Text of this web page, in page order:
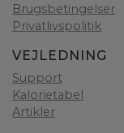
Brugsbetingelser
Privatlivspolitik
VEJLEDNING
Support
Kalorietabel
Artikler